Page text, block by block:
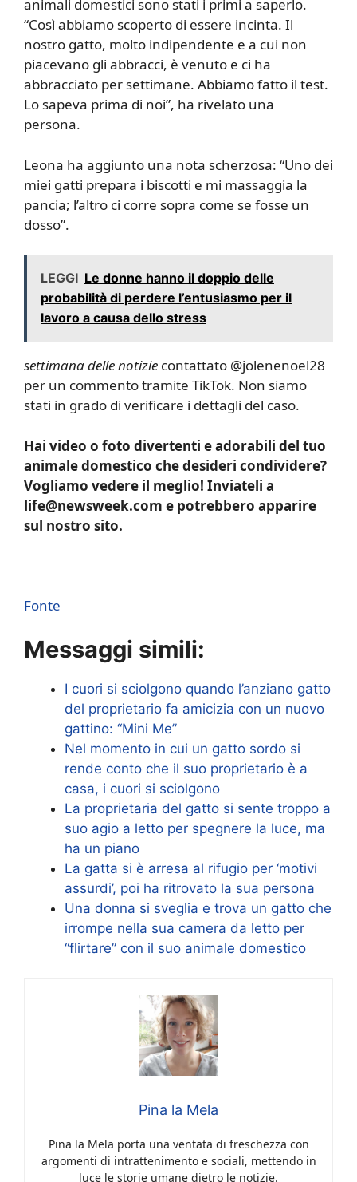
animali domestici sono stati i primi a saperlo.
“Così abbiamo scoperto di essere incinta. Il
nostro gatto, molto indipendente e a cui non
piacevano gli abbracci, è venuto e ci ha
abbracciato per settimane. Abbiamo fatto il test.
Lo sapeva prima di noi”, ha rivelato una
persona.
Leona ha aggiunto una nota scherzosa: “Uno dei
miei gatti prepara i biscotti e mi massaggia la
pancia; l’altro ci corre sopra come se fosse un
dosso”.
LEGGI Le donne hanno il doppio delle
probabilità di perdere l’entusiasmo per il
lavoro a causa dello stress
settimana delle notizie contattato @jolenenoel28
per un commento tramite TikTok. Non siamo
stati in grado di verificare i dettagli del caso.
Hai video o foto divertenti e adorabili del tuo
animale domestico che desideri condividere?
Vogliamo vedere il meglio! Inviateli a
life@newsweek.com e potrebbero apparire
sul nostro sito.
Fonte
Messaggi simili:
I cuori si sciolgono quando l’anziano gatto
del proprietario fa amicizia con un nuovo
gattino: “Mini Me”
Nel momento in cui un gatto sordo si
rende conto che il suo proprietario è a
casa, i cuori si sciolgono
La proprietaria del gatto si sente troppo a
suo agio a letto per spegnere la luce, ma
ha un piano
La gatta si è arresa al rifugio per ‘motivi
assurdi’, poi ha ritrovato la sua persona
Una donna si sveglia e trova un gatto che
irrompe nella sua camera da letto per
“flirtare” con il suo animale domestico
Pina la Mela
Pina la Mela porta una ventata di freschezza con
argomenti di intrattenimento e sociali, mettendo in
luce le storie umane dietro le notizie.